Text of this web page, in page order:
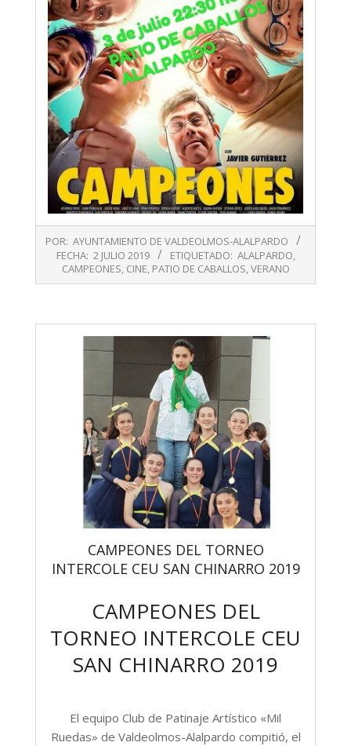
07-
POR: AYUNTAMIENTO DE VALDEOLMOS-ALALPARDO
FECHA: 2 JULIO 2019 ETIQUETADO: ALALPARDO,
CAMPEONES, CINE, PATIO DE CABALLOS,VERANO
CAMPEONES DEL TORNEO
INTERCOLE CEU SAN CHINARRO 2019
CAMPEONES DEL
TORNEO INTERCOLE CEU
SAN CHINARRO 2019
El equipo Club de Patinaje Artístico «Mil
Ruedas» de Valdeolmos-Alalpardo compitió, el